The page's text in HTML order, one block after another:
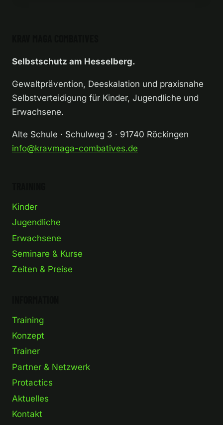
Selbstschutz am Hesselberg.
Gewaltprävention, Deeskalation und praxisnahe
Selbstverteidigung für Kinder, Jugendliche und
Erwachsene.
Alte Schule · Schulweg 3 · 91740 Röckingen
info@kravmaga-combatives.de
Kinder
Jugendliche
Erwachsene
Seminare & Kurse
Zeiten & Preise
Training
Konzept
Trainer
Partner & Netzwerk
Protactics
Aktuelles
Kontakt